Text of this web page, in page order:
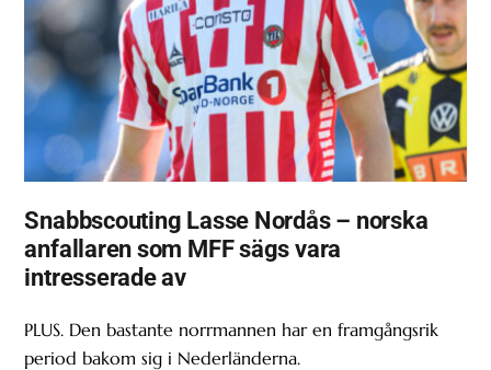
Snabbscouting Lasse Nordås – norska
anfallaren som MFF sägs vara
intresserade av
PLUS. Den bastante norrmannen har en framgångsrik
period bakom sig i Nederländerna.